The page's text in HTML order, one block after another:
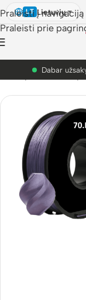
Praleisti į navigaciją
Praleisti prie
LT Lietuvių
3D Spausdinimo